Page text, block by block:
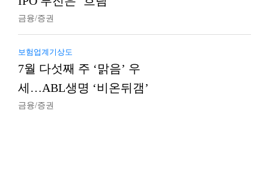
금융/증권
보험업계기상도
7월 다섯째 주 ‘맑음’ 우
세…ABL생명 ‘비온뒤갬’
금융/증권